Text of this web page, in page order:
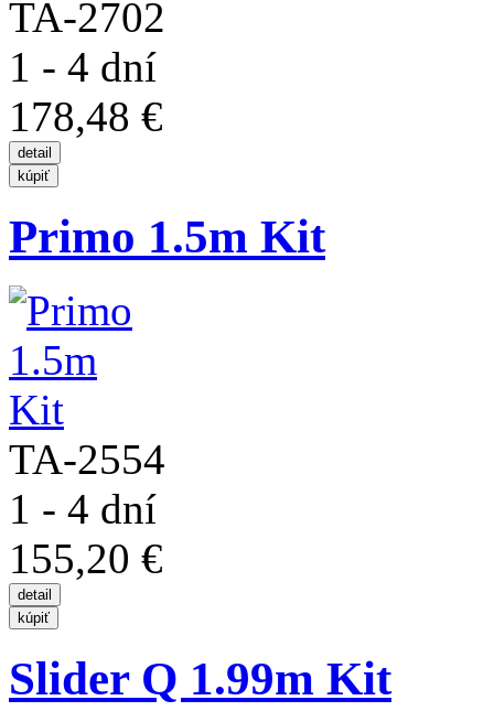
TA-2702
1 - 4 dní
178,48 €
Primo 1.5m Kit
TA-2554
1 - 4 dní
155,20 €
Slider Q 1.99m Kit